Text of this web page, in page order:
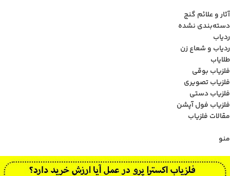
آثار و علائم گنج
دسته‌بندی نشده
ردیاب
ردیاب و شعاع زن
طلایاب
فلزیاب بوقی
فلزیاب تصویری
فلزیاب دستی
فلزیاب فول آپشن
مقالات فلزیاب
منو